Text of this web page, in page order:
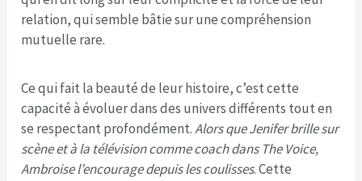
relation, qui semble bâtie sur une compréhension
mutuelle rare.
Ce qui fait la beauté de leur histoire, c’est cette
capacité à évoluer dans des univers différents tout en
se respectant profondément.Alors que Jenifer brille sur
scène et à la télévision comme coach dans The Voice,
Ambroise l’encourage depuis les coulisses. Cette